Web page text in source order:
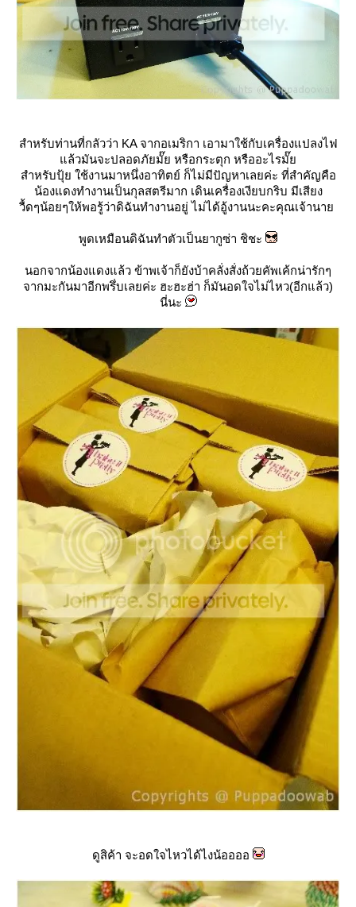
สำหรับท่านที่กลัวว่า KA จากอเมริกา เอามาใช้กับเครื่องแปลงไฟ
ล้วมันจะปลอดภัยมั๊ย หรือกระตุก หรืออะไรมั๊
สำหรับปุ้ย ใช้งานมาหนึ่งอาทิตย์ ก็ไม่มีปัญหาเลยค่ะ ที่สำคัญคือ
น้องแดงทำงานเป็นกุลสตรีมาก เดินเครื่องเงียบกริบ มีเสียง
วื้ดๆน้อยๆให้พอรู้ว่าดิฉันทำงานอยู่ ไม่ได้อู้งานนะคะคุณเจ้านา
พูดเหมือนดิฉันทำตัวเป็นยากูซ่า ชิชะ
นอกจากน้องแดงแล้ว ข้าพเจ้าก็ยังบ้าคลั่งสั่งถ้วยคัพเค้กน่ารักๆ
จากมะกันมาอีกพรึ่บเลยค่ะ ฮะฮะฮ่า ก็มันอดใจไม่ไหว(อีกแล้ว)
นี่นะ
ดูสิค้า จะอดใจไหวได้ไงน้ออออ